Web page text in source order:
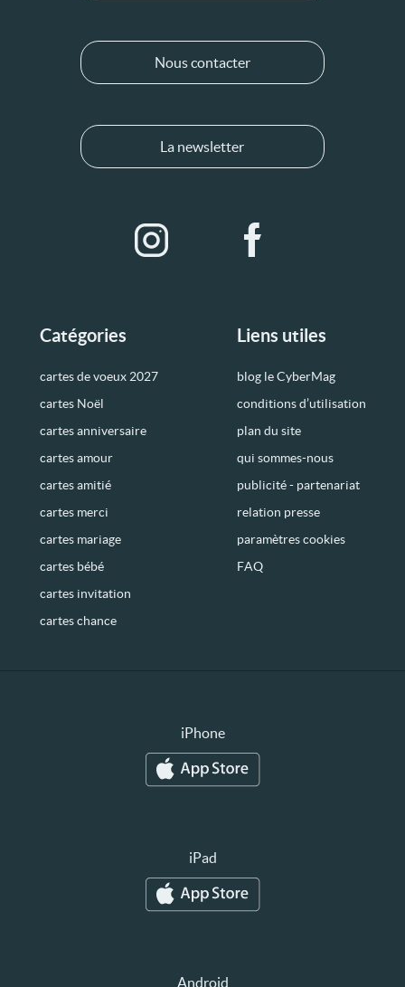
Catégories
cartes de voeux 2027
cartes Noël
cartes anniversaire
cartes amour
cartes amitié
cartes merci
cartes mariage
cartes bébé
cartes invitation
cartes chance
Liens utiles
blog le CyberMag
conditions d’utilisation
plan du site
qui sommes-nous
publicité - partenariat
relation presse
paramètres cookies
FAQ
Nous contacter
La newsletter
iPhone
iPad
Android